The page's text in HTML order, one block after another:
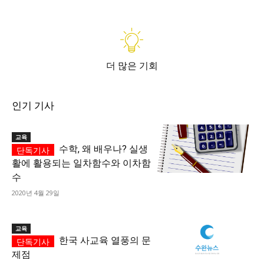
더 많은 기회
인기 기사
교육
수학, 왜 배우나? 실생
활에 활용되는 일차함수와 이차함
수
2020년 4월 29일
교육
한국 사교육 열풍의 문
제점